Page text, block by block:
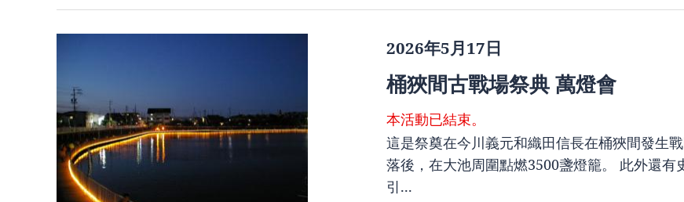
2026年5月17日
桶狹間古戰場祭典 萬燈會
本活動已結束。
這是祭奠在今川義元和織田信長在桶狹間發生
落後，在大池周圍點燃3500盞燈籠。 此外還
引...